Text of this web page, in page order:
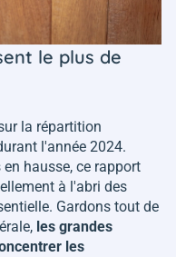
le plus de
la répartition
l'année 2024.
hausse, ce rapport
à l'abri des
Gardons tout de
les grandes
les